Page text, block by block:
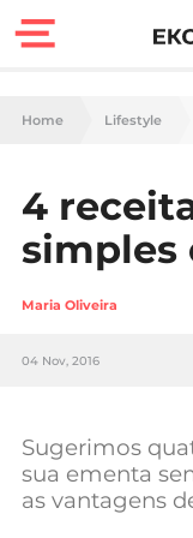
Carreira
Casa
Home Lifestyle
4
simples
Maria Oliveira
04 Nov, 2016
Sugerimos
sua ementa
as vantagens